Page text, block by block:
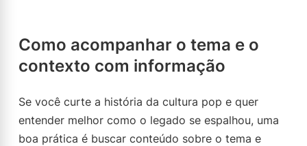
Como acompanhar o tema e o
contexto com informação
Se você curte a história da cultura pop e quer
entender melhor como o legado se espalhou, uma
boa prática é buscar conteúdo sobre o tema e